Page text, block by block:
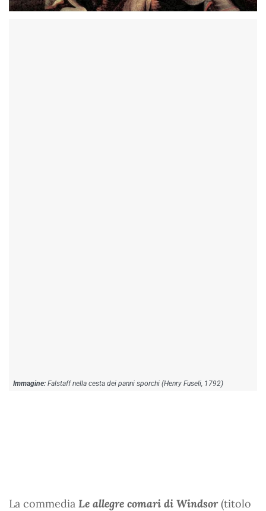
Falstaff nella cesta dei panni sporchi (Henry Fuseli, 1792)
La commedia Le allegre comari di Windsor(titolo